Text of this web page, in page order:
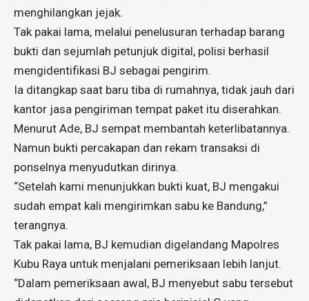
menghilangkan jejak.
Tak pakai lama, melalui penelusuran terhadap barang
bukti dan sejumlah petunjuk digital, polisi berhasil
mengidentifikasi BJ sebagai pengirim.
Ia ditangkap saat baru tiba di rumahnya, tidak jauh dari
kantor jasa pengiriman tempat paket itu diserahkan.
Menurut Ade, BJ sempat membantah keterlibatannya.
Namun bukti percakapan dan rekam transaksi di
ponselnya menyudutkan dirinya.
“Setelah kami menunjukkan bukti kuat, BJ mengakui
sudah empat kali mengirimkan sabu ke Bandung,”
terangnya.
Tak pakai lama, BJ kemudian digelandang Mapolres
Kubu Raya untuk menjalani pemeriksaan lebih lanjut.
“Dalam pemeriksaan awal, BJ menyebut sabu tersebut